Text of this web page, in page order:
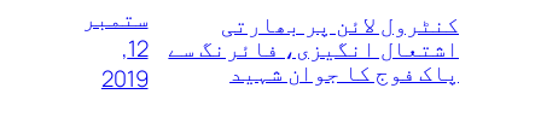
کنٹرول لائن پر بھارتی
اشتعال انگیزی، فائرنگ سے
پاک فوج کا جوان شہید
ستمبر
12,
2019